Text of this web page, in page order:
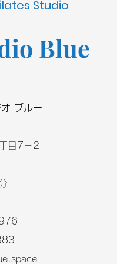
Studio
Blue
ブルー
目7－2